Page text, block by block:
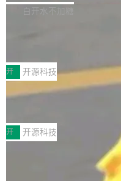
个主 agent 循环，外加一组
库，并将作为transport接入
MPComm将作为一种传输引
ENT，实现零拷贝传输性能
传输性能最高提升5倍。
于自研UCL-Engine通信引
持续开源更多基于UCL-
件。 腾讯网平团队在UCL-
个独立于业务线程的全局通
白开水不加糖
型案例入选名单》，深信服“
开源 AI 编程平台 CoStrict 应
创新与落地成效成功入选。
助力企业AI研发安全落地 当
经开始引入 AI Coding 工具
型或企业内部部署模型提升
Coding 从个人辅助工具逐
级应用，企业在规模化落地
开 开源科技
深信服AI算力网关入选工
前不久，工业和信息化部正
智能应用典型案例名单》，
各领域的应用成果，覆盖技
产品应用、支撑保障、专题
AI算力网关（AI创新平台）
开 开源科技
Jeff Dean 离开 Google
束，一个实验室的开始
Google 员工编号 20。